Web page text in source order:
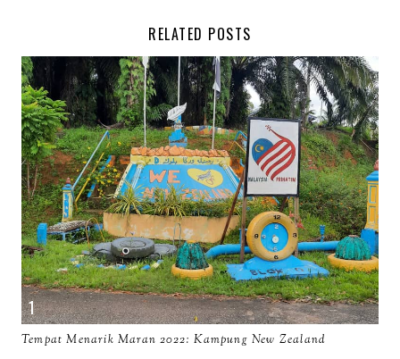
RELATED POSTS
Tempat Menarik Maran 2022: Kampung New Zealand